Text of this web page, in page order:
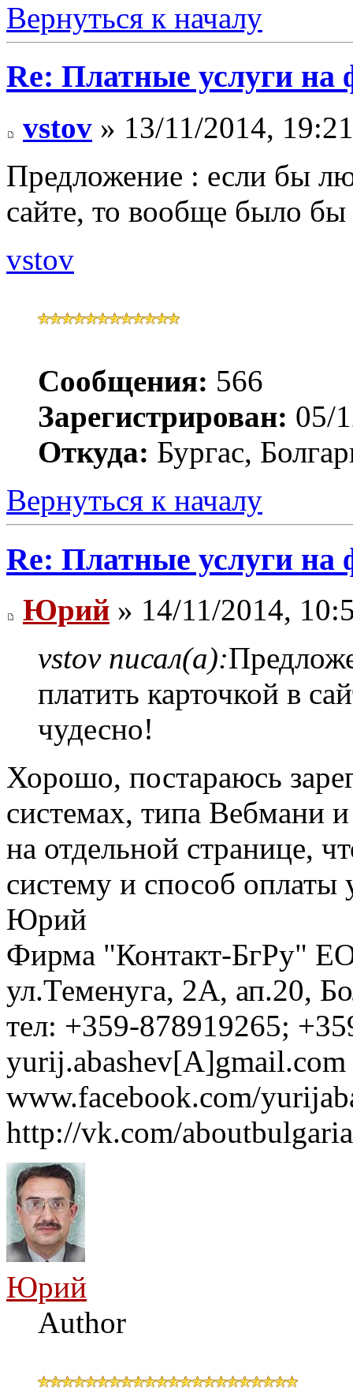
Вернуться к началу
Re: Платные услуги на
vstov » 13/11/2014, 19:21
Предложение : если бы
сайте, то вообще было
vstov
Сообщения: 566
Зарегистрирован: 05/
Откуда: Бургас,
Вернуться к началу
Re: Платные услуги на
Юрий » 14/11/2014,
vstov писал(а):
платить карточкой в
чудесно!
Хорошо, постараюсь
системах, типа Вебмани
на отдельной странице,
систему и способ оплаты
Юрий
Фирма "Контакт-БгРу"
ул.Теменуга, 2А, ап.20,
тел: +359-878919265;
yurij.abashev[A]gmail.com
www.facebook.com/
http://vk.com/aboutbulgaria
Юрий
Author